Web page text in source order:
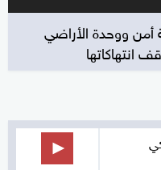
أمن ووحدة الأراضي
انتهاكاتها